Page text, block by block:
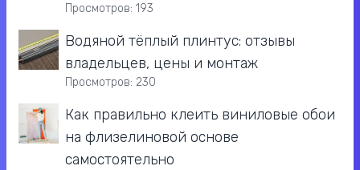
Просмотров: 193
Водяной тёплый плинтус: отзывы
владельцев, цены и монтаж
Просмотров: 230
Как правильно клеить виниловые обои
на флизелиновой основе
самостоятельно